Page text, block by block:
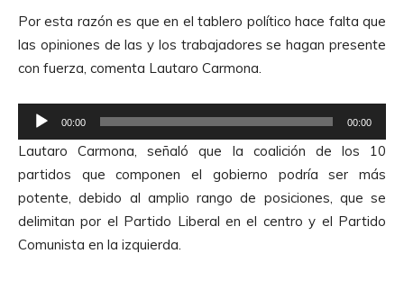
A
u
d
i
Por esta razón es que en el tablero político hace falta que
las opiniones de las y los trabajadores se hagan presente
con fuerza, comenta Lautaro Carmona.
e
p
r
o
d
u
00:00 00:00
Lautaro Carmona, señaló que la coalición de los 10
partidos que componen el gobierno podría ser más
potente, debido al amplio rango de posiciones, que se
delimitan por el Partido Liberal en el centro y el Partido
Comunista en la izquierda.